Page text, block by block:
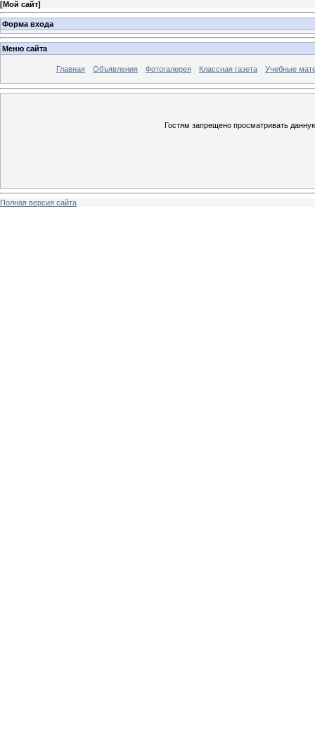
[Мой сайт]
Форма входа
Меню сайта
Главная Объявления Фотогалерея Классная газета Учебные
Гостям запрещено просматривать
Полная версия сайта